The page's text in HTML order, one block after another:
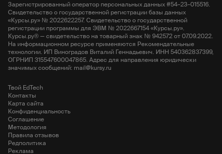
Зарегистрированный оператор персональных данных #54–23–015516.
Свидетельство о государственной регистрации базы данных
«Курсы.ру» № 2022622257. Свидетельство о государственной
регистрации программы для ЭВМ № 2022667154 «Курсы.ру».
Курсы.ру® — свидетельство на товарный знак № 942572 от 07.09.2022.
На информационном ресурсе применяются Рекомендательные
технологии. ИП Виноградов Виталий Геннадьевич. ИНН 540362837399,
ОГРНИП 315547600047865. Адрес для направления юридически
значимых сообщений: mail@kursy.ru
Твой EdTech
Контакты
Карта сайта
Конфиденциальность
Соглашение
Методология
Правила отзывов
Редполитика
Реклама